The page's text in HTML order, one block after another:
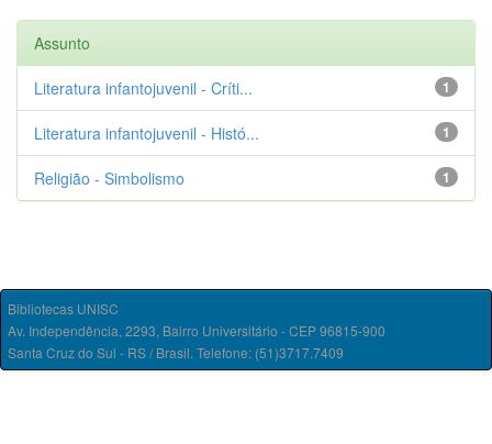
Assunto
1
Literatura infantojuvenil - Críti...
1
Literatura infantojuvenil - Histó...
1
Religião - Simbolismo
Bibliotecas UNISC
Av. Independência, 2293, Bairro Universitário - CEP 96815-900
Santa Cruz do Sul - RS / Brasil. Telefone: (51)3717.7409